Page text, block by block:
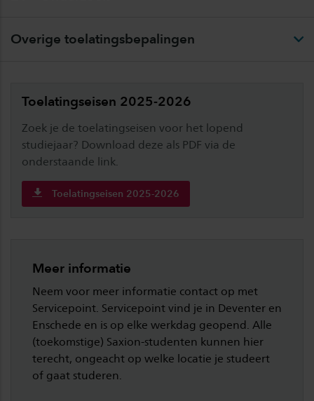
Overige toelatingsbepalingen
Toelatingseisen 2025-2026
Zoek je de toelatingseisen voor het lopend
studiejaar? Download deze als PDF via de
onderstaande link.
Toelatingseisen 2025-2026
Meer informatie
Neem voor meer informatie contact op met
Servicepoint. Servicepoint vind je in Deventer en
Enschede en is op elke werkdag geopend. Alle
(toekomstige) Saxion-studenten kunnen hier
terecht, ongeacht op welke locatie je studeert
of gaat studeren.